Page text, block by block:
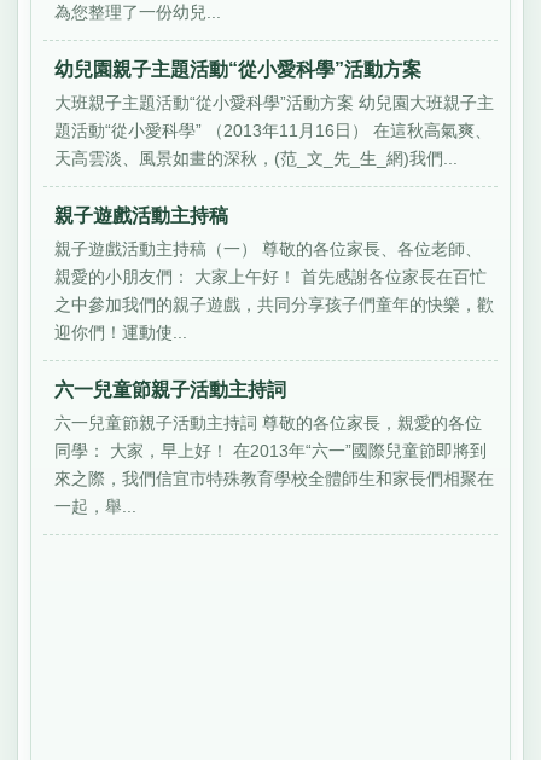
為您整理了一份幼兒...
幼兒園親子主題活動“從小愛科學”活動方案
大班親子主題活動“從小愛科學”活動方案 幼兒園大班親子主
題活動“從小愛科學” （2013年11月16日） 在這秋高氣爽、
天高雲淡、風景如畫的深秋，(范_文_先_生_網)我們...
親子遊戲活動主持稿
親子遊戲活動主持稿（一） 尊敬的各位家長、各位老師、
親愛的小朋友們： 大家上午好！ 首先感謝各位家長在百忙
之中參加我們的親子遊戲，共同分享孩子們童年的快樂，歡
迎你們！運動使...
六一兒童節親子活動主持詞
六一兒童節親子活動主持詞 尊敬的各位家長，親愛的各位
同學： 大家，早上好！ 在2013年“六一”國際兒童節即將到
來之際，我們信宜市特殊教育學校全體師生和家長們相聚在
一起，舉...